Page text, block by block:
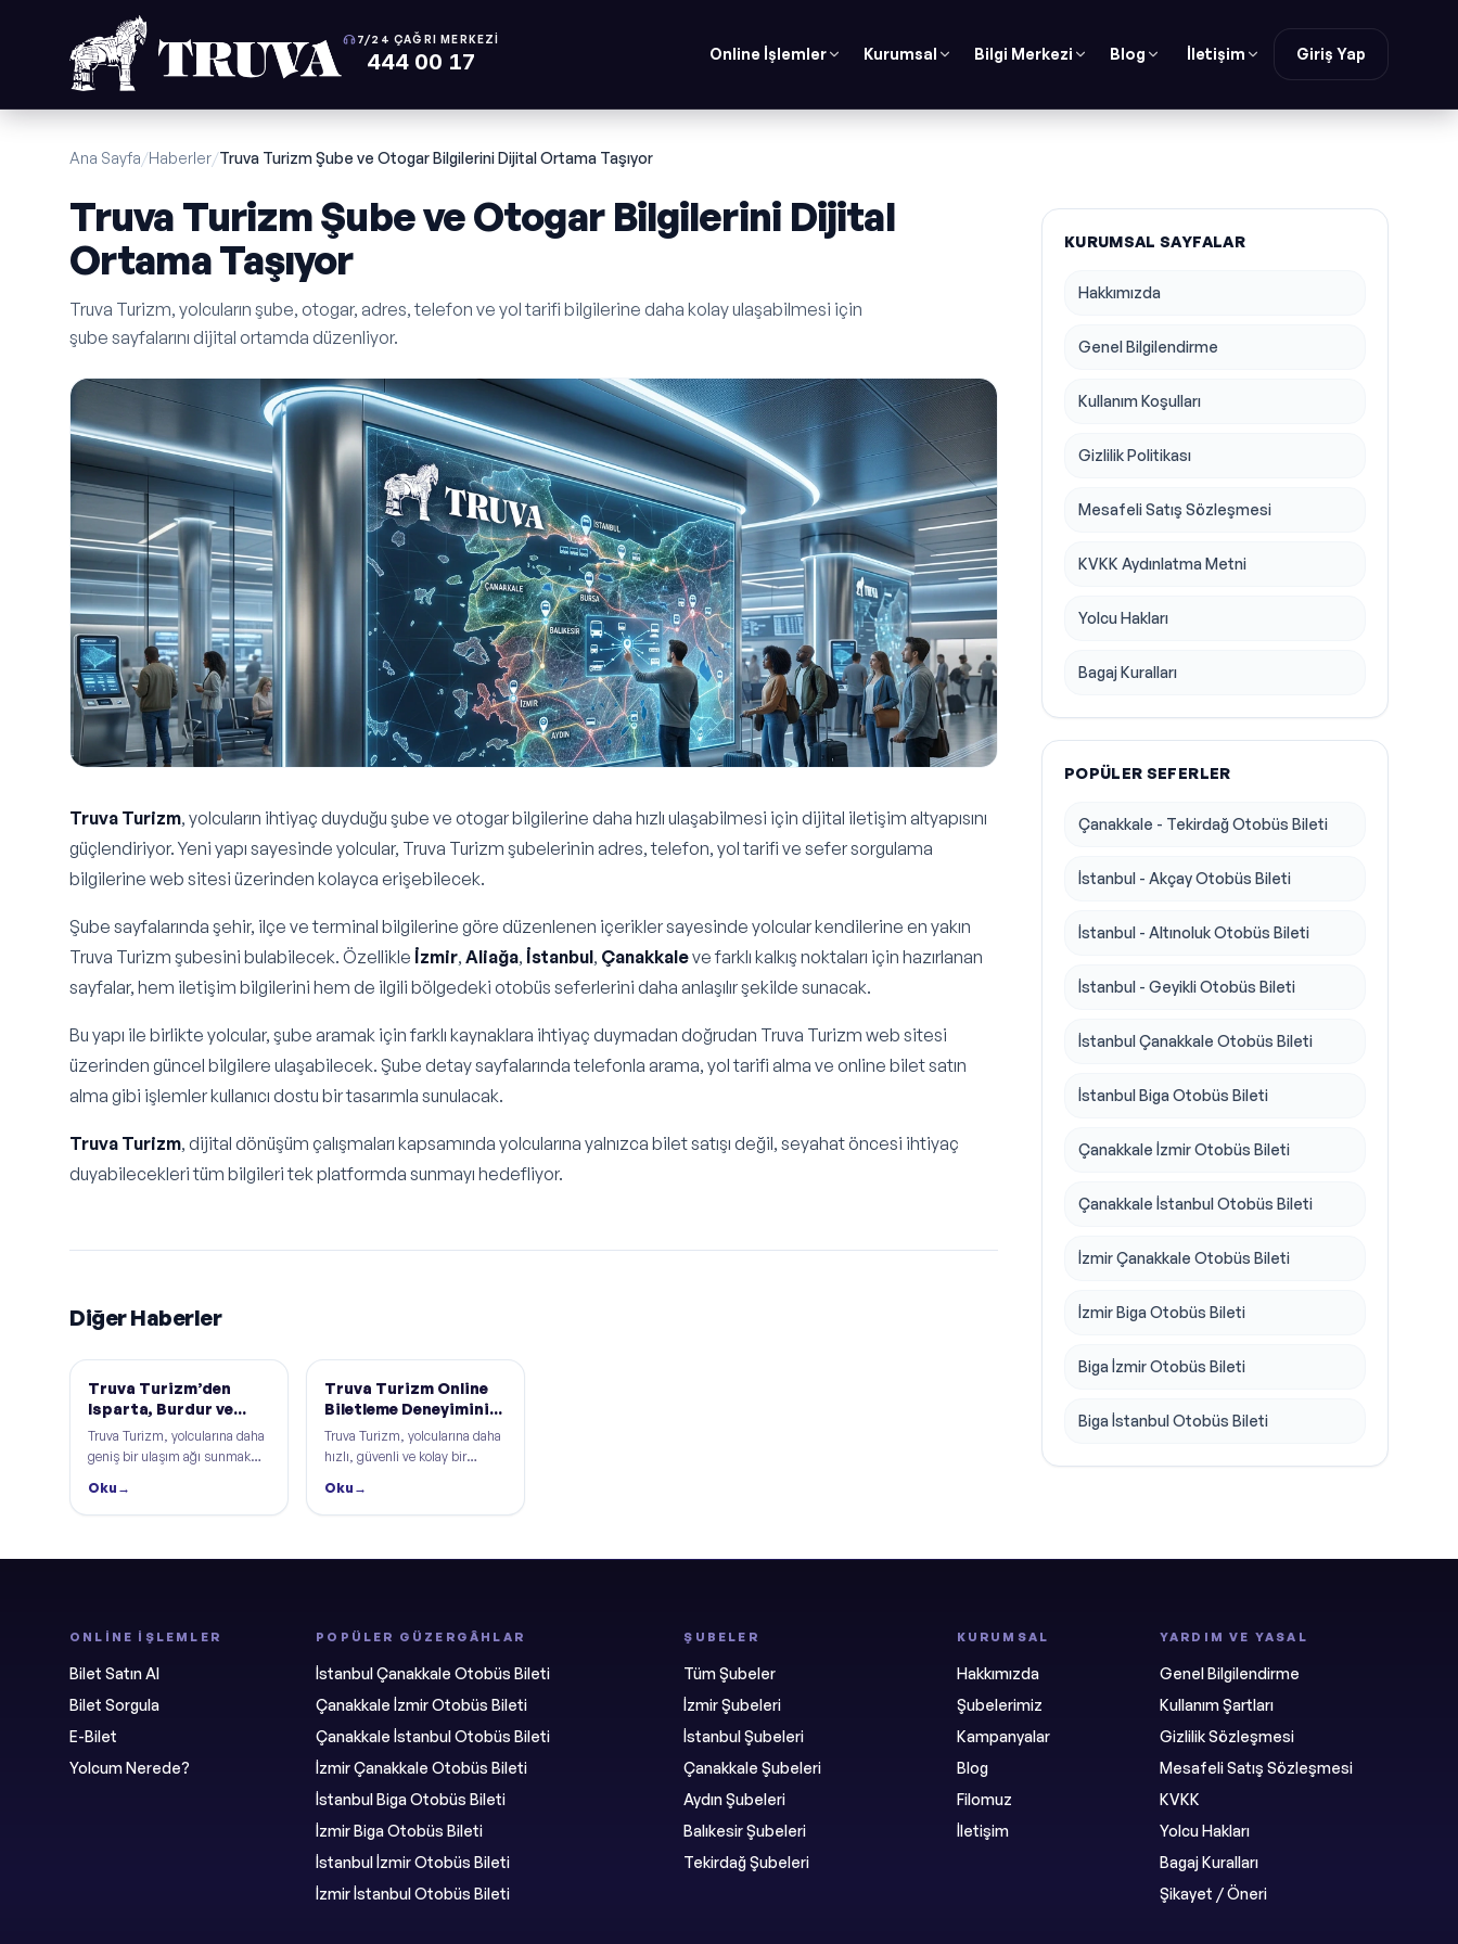
7/24 ÇAĞRI MERKEZI
444 00 17 Online İşlemler Kurumsal Bilgi Merkezi Blog İletişim Giriş Yap
Ana Sayfa/Haberler/Truva Turizm Şube ve Otogar Bilgilerini Dijital Ortama Taşıyor
Truva Turizm Şube ve Otogar Bilgilerini Dijital
Ortama Taşıyor
Truva Turizm, yolcuların şube, otogar, adres, telefon ve yol tarifi bilgilerine daha kolay ulaşabilmesi için
şube sayfalarını dijital ortamda düzenliyor.
Truva Turizm, yolcuların ihtiyaç duyduğu şube ve otogar bilgilerine daha hızlı ulaşabilmesi için dijital iletişim altyapısını
güçlendiriyor. Yeni yapı sayesinde yolcular, Truva Turizm şubelerinin adres, telefon, yol tarifi ve sefer sorgulama
bilgilerine web sitesi üzerinden kolayca erişebilecek.
Şube sayfalarında şehir, ilçe ve terminal bilgilerine göre düzenlenen içerikler sayesinde yolcular kendilerine en yakın
Truva Turizm şubesini bulabilecek. Özellikle İzmir, Aliağa, İstanbul, Çanakkaleve farklı kalkış noktaları için hazırlanan
sayfalar, hem iletişim bilgilerini hem de ilgili bölgedeki otobüs seferlerini daha anlaşılır şekilde sunacak.
Bu yapı ile birlikte yolcular, şube aramak için farklı kaynaklara ihtiyaç duymadan doğrudan Truva Turizm web sitesi
üzerinden güncel bilgilere ulaşabilecek. Şube detay sayfalarında telefonla arama, yol tarifi alma ve online bilet satın
alma gibi işlemler kullanıcı dostu bir tasarımla sunulacak.
Truva Turizm, dijital dönüşüm çalışmaları kapsamında yolcularına yalnızca bilet satışı değil, seyahat öncesi ihtiyaç
duyabilecekleri tüm bilgileri tek platformda sunmayı hedefliyor.
Diğer Haberler
Truva Turizm’den
Isparta, Burdur ve
Bucak Seferleri Çok
Yakında Başlıyor
Truva Turizm, yolcularına daha
geniş bir ulaşım ağı sunmak
seferlerini çok yakında hizmete
açmaya hazırlanıyor.
Oku →
Truva Turizm Online
Biletleme Deneyimini
Yeniliyor
Truva Turizm, yolcularına daha
hızlı, güvenli ve kolay bir
için online bilet satın alma
süreçlerini yeniledi.
Oku →
KURUMSAL SAYFALAR
Hakkımızda
Genel Bilgilendirme
Kullanım Koşulları
Gizlilik Politikası
Mesafeli Satış Sözleşmesi
KVKK Aydınlatma Metni
Yolcu Hakları
Bagaj Kuralları
POPÜLER SEFERLER
Çanakkale - Tekirdağ Otobüs Bileti
İstanbul - Akçay Otobüs Bileti
İstanbul - Altınoluk Otobüs Bileti
İstanbul - Geyikli Otobüs Bileti
İstanbul Çanakkale Otobüs Bileti
İstanbul Biga Otobüs Bileti
Çanakkale İzmir Otobüs Bileti
Çanakkale İstanbul Otobüs Bileti
İzmir Çanakkale Otobüs Bileti
İzmir Biga Otobüs Bileti
Biga İzmir Otobüs Bileti
Biga İstanbul Otobüs Bileti
ONLINE İŞLEMLER
Bilet Satın Al
Bilet Sorgula
E-Bilet
Yolcum Nerede?
POPÜLER GÜZERGÂHLAR
İstanbul Çanakkale Otobüs Bileti
Çanakkale İzmir Otobüs Bileti
Çanakkale İstanbul Otobüs Bileti
İzmir Çanakkale Otobüs Bileti
İstanbul Biga Otobüs Bileti
İzmir Biga Otobüs Bileti
İstanbul İzmir Otobüs Bileti
İzmir İstanbul Otobüs Bileti
ŞUBELER
Tüm Şubeler
İzmir Şubeleri
İstanbul Şubeleri
Çanakkale Şubeleri
Aydın Şubeleri
Balıkesir Şubeleri
Tekirdağ Şubeleri
KURUMSAL
Hakkımızda
Şubelerimiz
Kampanyalar
Blog
Filomuz
İletişim
YARDIM VE YASAL
Genel Bilgilendirme
Kullanım Şartları
Gizlilik Sözleşmesi
Mesafeli Satış Sözleşmesi
KVKK
Yolcu Hakları
Bagaj Kuralları
Şikayet / Öneri